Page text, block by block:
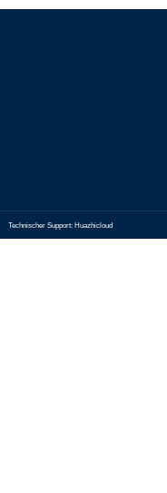
Technischer Support: Huazhicloud